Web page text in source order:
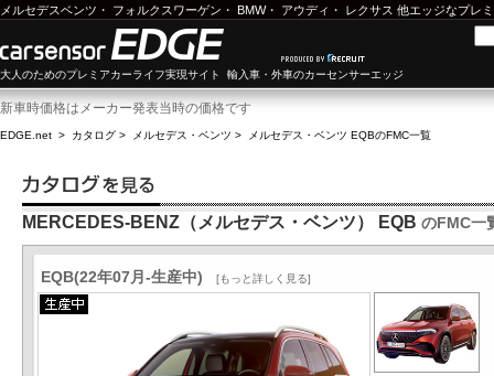
メルセデスベンツ ・ フォルクスワーゲン ・ BMW・ アウディ ・ レクサス 他エッジなプレ
大人のためのプレミアカーライフ実現サイト 輸入車・外車のカーセンサーエッジ
新車時価格はメーカー発表当時の価格です
EDGE.net > カタログ > メルセデス・ベンツ > メルセデス・ベンツ EQBのFMC一覧
MERCEDES-BENZ（メルセデス・ベンツ） EQB のFMC一
EQB(22年07月-生産中) [もっと詳しく見る]